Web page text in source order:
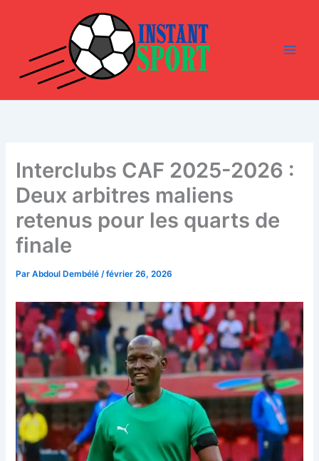
Interclubs CAF 2025-2026 :
Deux arbitres maliens
retenus pour les quarts de
finale
ParAbdoul Dembélé/février 26, 2026